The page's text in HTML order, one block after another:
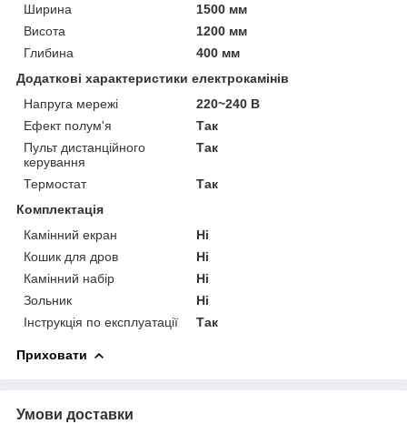
Ширина
1500 мм
Висота
1200 мм
Глибина
400 мм
Додаткові характеристики електрокамінів
Напруга мережі
220~240 В
Ефект полум'я
Так
Пульт дистанційного
керування
Так
Термостат
Так
Комплектація
Камінний екран
Ні
Кошик для дров
Ні
Камінний набір
Ні
Зольник
Ні
Інструкція по експлуатації
Так
Приховати
Умови доставки